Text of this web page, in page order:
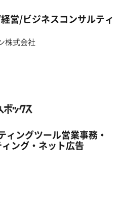
営/ビジネスコンサルティ
株式会社
ィングツール営業事務・
ング・ネット広告